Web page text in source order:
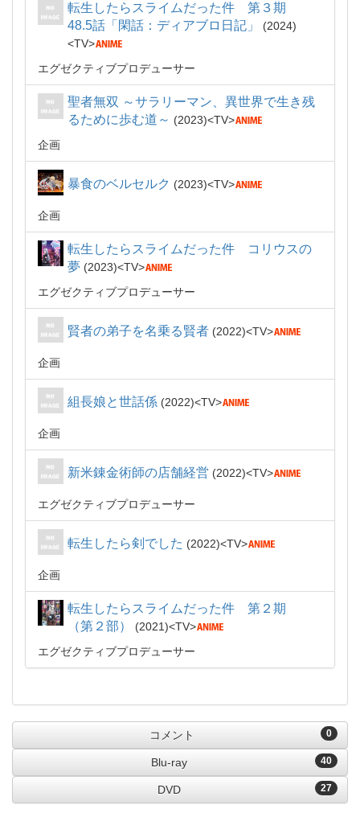
転生したらスライムだった件 第３期
48.5話「閑話：ディアブロ日記」
2024
TV
エグゼクティブプロデューサー
聖者無双 ～サラリーマン、異世界で生き残
るために歩む道～
2023
TV
企画
暴食のベルセルク 2023 TV
企画
転生したらスライムだった件 コリウスの
夢
2023
TV
エグゼクティブプロデューサー
賢者の弟子を名乗る賢者 2022 TV
企画
組長娘と世話係 2022 TV
企画
新米錬金術師の店舗経営 2022 TV
エグゼクティブプロデューサー
転生したら剣でした 2022 TV
企画
転生したらスライムだった件 第２期
（第２部）
2021
TV
エグゼクティブプロデューサー
0
コメント
40
Blu-ray
27
DVD